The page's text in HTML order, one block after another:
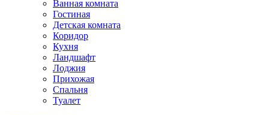
Ванная комната
Гостиная
Детская комната
Коридор
Кухня
Ландшафт
Лоджия
Прихожая
Спальня
Туалет